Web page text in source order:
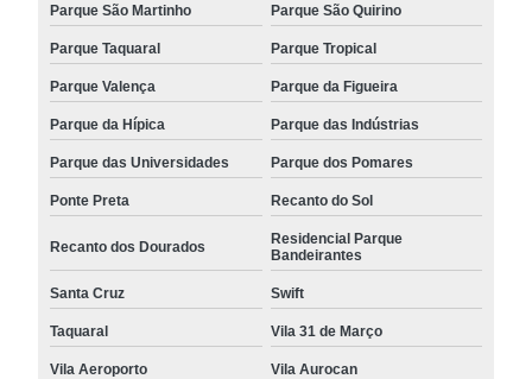
Parque São Martinho Parque São Quirino
Parque Taquaral Parque Tropical
Parque Valença Parque da Figueira
Parque da Hípica Parque das Indústrias
Parque das Universidades Parque dos Pomares
Ponte Preta Recanto do Sol
Recanto dos Dourados
Residencial Parque
Bandeirantes
Santa Cruz Swift
Taquaral Vila 31 de Março
Vila Aeroporto Vila Aurocan